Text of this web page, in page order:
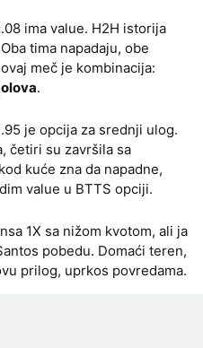
ima value. H2H istorija
tima napadaju, obe
meč je kombinacija:
.
je opcija za srednji ulog.
četiri su završila sa
kuće zna da napadne,
value u BTTS opciji.
1X sa nižom kvotom, ali ja
pobedu. Domaći teren,
prilog, uprkos povredama.